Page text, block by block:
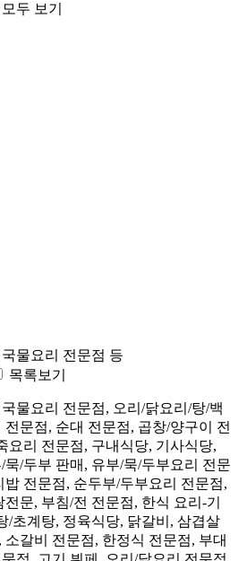
두 보기
물요리 전문점 등
목록보기
물요리 전문점, 오리/닭요리/탕/백
문점, 순대 전문점, 곱창/양구이 전
요리 전문점, 구내식당, 기사식당,
/두부 판매, 유부/묵/두부요리 전문
전문점, 순두부/두부요리 전문점,
문, 부침/전 전문점, 한식 요리-기
/초계탕, 정육식당, 닭갈비, 삼겹살
갈비 전문점, 한정식 전문점, 부대